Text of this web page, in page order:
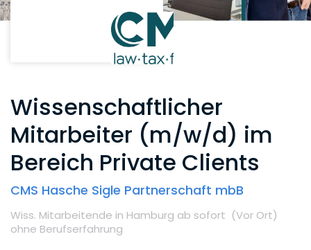
Wissenschaftlicher
Mitarbeiter (m/w/d) im
Bereich Private Clients
CMS Hasche Sigle Partnerschaft mbB
Wiss. Mitarbeitende in Hamburg ab sofort (Vor Ort)
ohne Berufserfahrung